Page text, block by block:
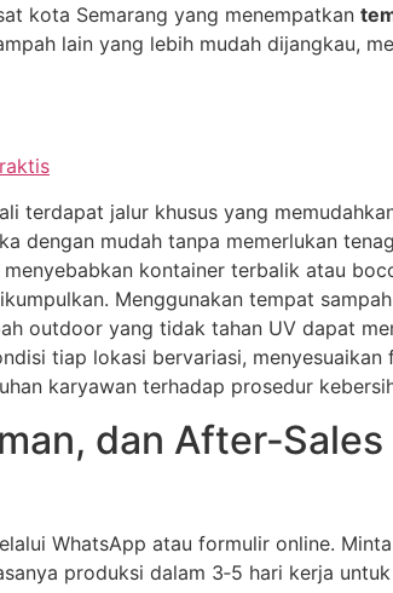
kota Semarang yang menempatkan
lain yang lebih mudah dijangkau,
terdapat jalur khusus yang
dengan mudah tanpa memerlukan
kontainer terbalik atau
Menggunakan tempat
outdoor yang tidak tahan UV dapat
tiap lokasi bervariasi,
karyawan terhadap prosedur
dan
WhatsApp atau formulir online.
produksi dalam 3‑5 hari kerja